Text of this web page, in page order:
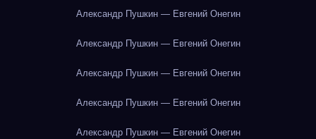
Александр Пушкин — Евгений Онегин
Александр Пушкин — Евгений Онегин
Александр Пушкин — Евгений Онегин
Александр Пушкин — Евгений Онегин
Александр Пушкин — Евгений Онегин